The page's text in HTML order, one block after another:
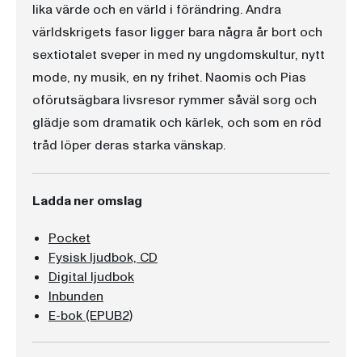
lika värde och en värld i förändring. Andra
världskrigets fasor ligger bara några år bort och
sextiotalet sveper in med ny ungdomskultur, nytt
mode, ny musik, en ny frihet. Naomis och Pias
oförutsägbara livsresor rymmer såväl sorg och
glädje som dramatik och kärlek, och som en röd
tråd löper deras starka vänskap.
Ladda ner omslag
Pocket
Fysisk ljudbok, CD
Digital ljudbok
Inbunden
E-bok (EPUB2)